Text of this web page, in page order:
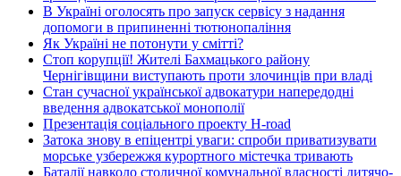
В Україні оголосять про запуск сервісу з надання
допомоги в припиненні тютюнопаління
Як Україні не потонути у смітті?
Стоп корупції! Жителі Бахмацького району
Чернігівщини виступають проти злочинців при владі
Стан сучасної української адвокатури напередодні
введення адвокатської монополії
Презентація соціального проекту H-road
Затока знову в епіцентрі уваги: спроби приватизувати
морське узбережжя курортного містечка тривають
Баталії навколо столичної комунальної власності дитячо-